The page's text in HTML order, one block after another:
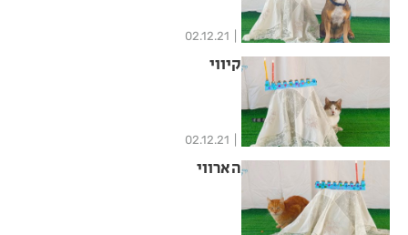
02.12.21
קיווי
02.12.21
הארווי